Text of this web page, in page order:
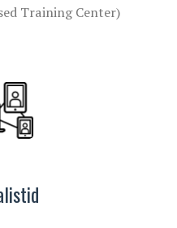
Training Center)